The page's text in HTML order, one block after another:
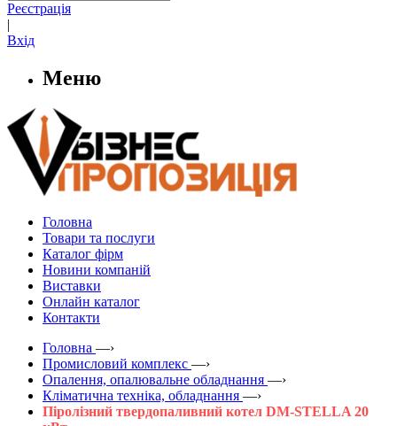
Реєстрація
|
Вхід
Меню
Головна
Товари та послуги
Каталог фірм
Новини компаній
Виставки
Онлайн каталог
Контакти
Головна —›
Промисловий комплекс —›
Опалення, опалювальне обладнання —›
Кліматична техніка, обладнання —›
Піролізний твердопаливний котел DM-STELLA 20